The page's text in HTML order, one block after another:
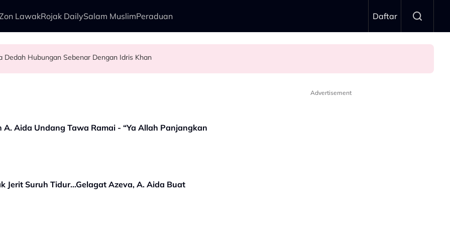
LawakRojak DailySalam MuslimPeraduan Daftar
- “Bila Saya Cakap Dengan Lisa Nak Buat…”
Hubungan Sebenar Dengan Idris Khan
Baizura Untuk…” - Shila Amzah
Bawa Watak Jahat - “Tak Semestinya Hero Saja Menyerlah…”
Aida Undang Tawa Ramai - “Ya Allah Panjangkan
Jerit Suruh Tidur…Gelagat Azeva, A. Aida Buat
Advertisement